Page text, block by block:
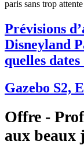
Prévisions
Disneyland
quelles dates
Gazebo S2,
Offre -
aux beaux